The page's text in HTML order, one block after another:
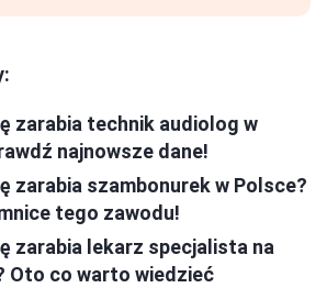
zarabia technik audiolog w
najnowsze dane!
zarabia szambonurek w Polsce?
tego zawodu!
zarabia lekarz specjalista na
Oto co warto wiedzieć